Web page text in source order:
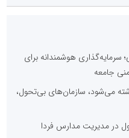
سرمایه‌گذاری هوشمندانه برای
جامعه
می‌شود، سازمان‌های بی‌تحول،
در مدیریت مدارس فردا